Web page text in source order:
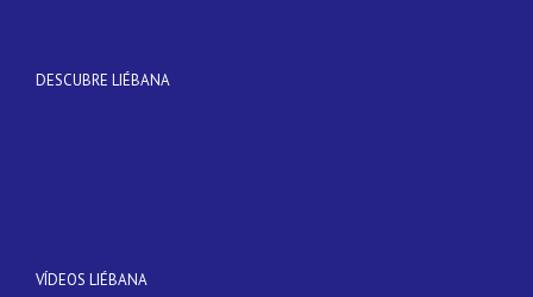
DESCUBRE LIÉBANA
VÍDEOS LIÉBANA